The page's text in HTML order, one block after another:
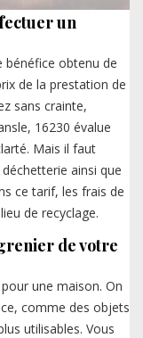
un
bénéfice obtenu de
de la prestation de
sans crainte,
16230 évalue
Mais il faut
ainsi que
ce tarif, les frais de
de recyclage.
de votre
une maison. On
comme des objets
utilisables. Vous